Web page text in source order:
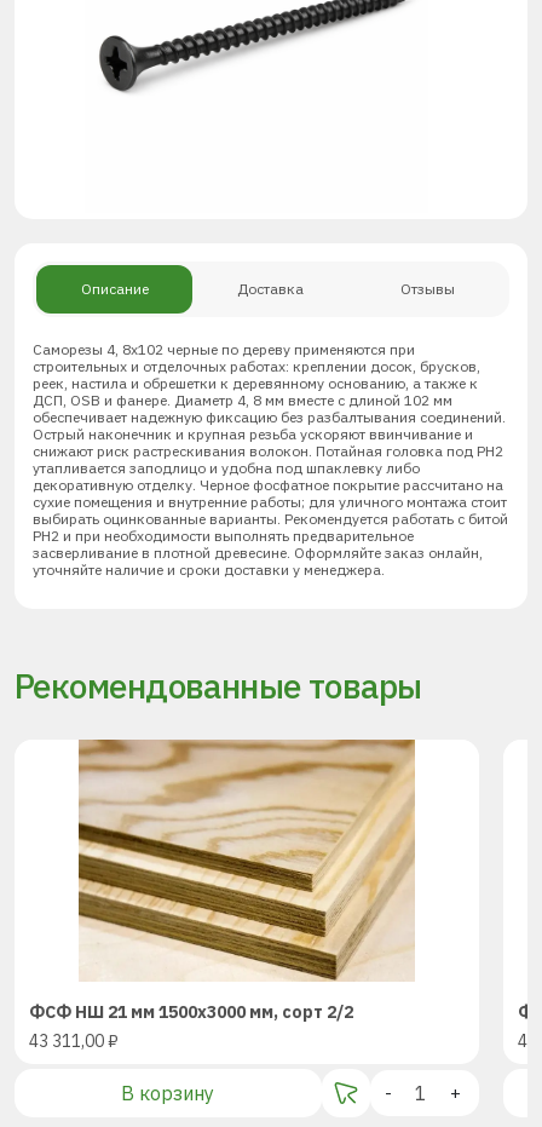
Описание Доставка Отзывы
Саморезы 4, 8х102 черные по дереву применяются при
строительных и отделочных работах: креплении досок, брусков,
реек, настила и обрешетки к деревянному основанию, а также к
ДСП, OSB и фанере. Диаметр 4, 8 мм вместе с длиной 102 мм
обеспечивает надежную фиксацию без разбалтывания соединений.
Острый наконечник и крупная резьба ускоряют ввинчивание и
снижают риск растрескивания волокон. Потайная головка под PH2
утапливается заподлицо и удобна под шпаклевку либо
декоративную отделку. Черное фосфатное покрытие рассчитано на
сухие помещения и внутренние работы; для уличного монтажа стоит
выбирать оцинкованные варианты. Рекомендуется работать с битой
PH2 и при необходимости выполнять предварительное
засверливание в плотной древесине. Оформляйте заказ онлайн,
уточняйте наличие и сроки доставки у менеджера.
Рекомендованные товары
ФСФ НШ 21 мм 1500х3000 мм, сорт 2/2
43 311,00₽
В корзину - +
43